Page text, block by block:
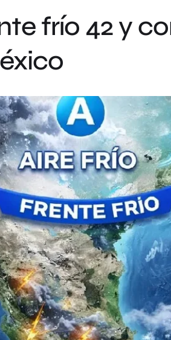
frío 42 y